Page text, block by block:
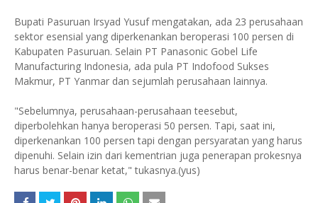
Bupati Pasuruan Irsyad Yusuf mengatakan, ada 23 perusahaan
sektor esensial yang diperkenankan beroperasi 100 persen di
Kabupaten Pasuruan. Selain PT Panasonic Gobel Life
Manufacturing Indonesia, ada pula PT Indofood Sukses
Makmur, PT Yanmar dan sejumlah perusahaan lainnya.
"Sebelumnya, perusahaan-perusahaan teesebut,
diperbolehkan hanya beroperasi 50 persen. Tapi, saat ini,
diperkenankan 100 persen tapi dengan persyaratan yang harus
dipenuhi. Selain izin dari kementrian juga penerapan prokesnya
harus benar-benar ketat," tukasnya.(yus)